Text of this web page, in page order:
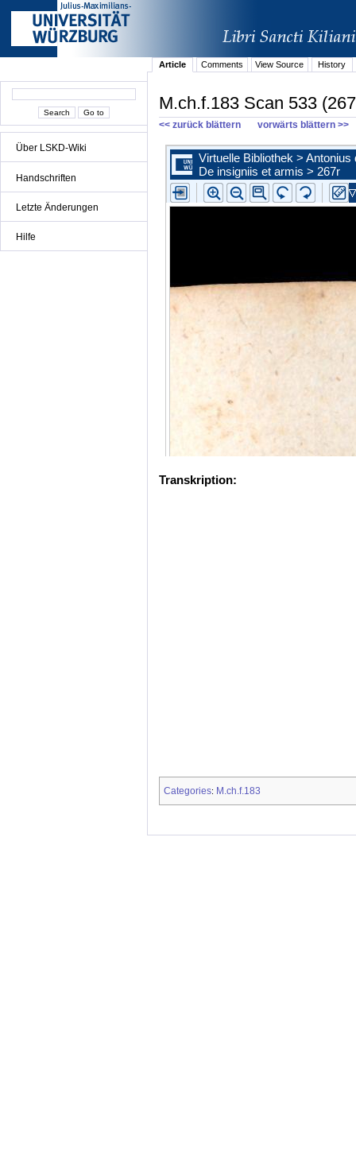
Über LSKD-Wiki
Handschriften
Letzte Änderungen
Hilfe
Article Comments View Source History
M.ch.f.183 Scan 533
<< zurück blättern vorwärts blättern >>
Transkription:
Categories: M.ch.f.183